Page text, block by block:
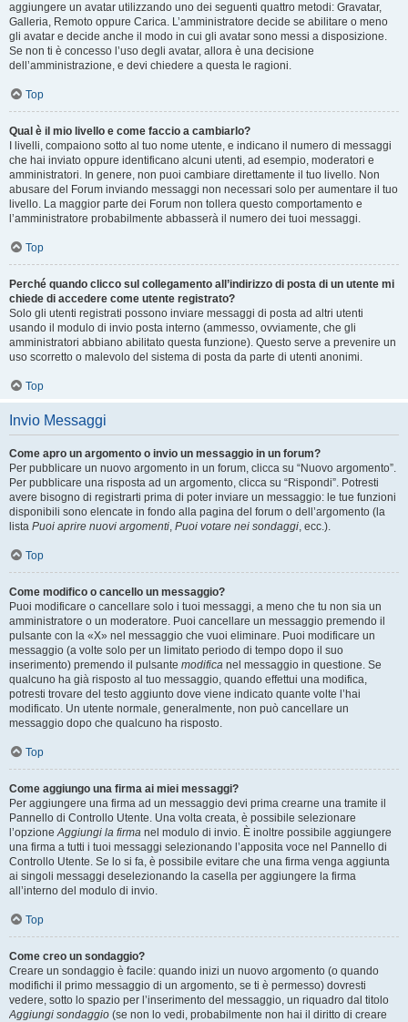
aggiungere un avatar utilizzando uno dei seguenti quattro metodi: Gravatar,
Galleria, Remoto oppure Carica. L’amministratore decide se abilitare o meno
gli avatar e decide anche il modo in cui gli avatar sono messi a disposizione.
Se non ti è concesso l’uso degli avatar, allora è una decisione
dell’amministrazione, e devi chiedere a questa le ragioni.
Top
Qual è il mio livello e come faccio a cambiarlo?
I livelli, compaiono sotto al tuo nome utente, e indicano il numero di messaggi
che hai inviato oppure identificano alcuni utenti, ad esempio, moderatori e
amministratori. In genere, non puoi cambiare direttamente il tuo livello. Non
abusare del Forum inviando messaggi non necessari solo per aumentare il tuo
livello. La maggior parte dei Forum non tollera questo comportamento e
l’amministratore probabilmente abbasserà il numero dei tuoi messaggi.
Top
Perché quando clicco sul collegamento all’indirizzo di posta di un utente mi
chiede di accedere come utente registrato?
Solo gli utenti registrati possono inviare messaggi di posta ad altri utenti
usando il modulo di invio posta interno (ammesso, ovviamente, che gli
amministratori abbiano abilitato questa funzione). Questo serve a prevenire un
uso scorretto o malevolo del sistema di posta da parte di utenti anonimi.
Top
Invio Messaggi
Come apro un argomento o invio un messaggio in un forum?
Per pubblicare un nuovo argomento in un forum, clicca su “Nuovo argomento”.
Per pubblicare una risposta ad un argomento, clicca su “Rispondi”. Potresti
avere bisogno di registrarti prima di poter inviare un messaggio: le tue funzioni
disponibili sono elencate in fondo alla pagina del forum o dell’argomento (la
lista Puoi aprire nuovi argomenti, Puoi votare nei sondaggi, ecc.).
Top
Come modifico o cancello un messaggio?
Puoi modificare o cancellare solo i tuoi messaggi, a meno che tu non sia un
amministratore o un moderatore. Puoi cancellare un messaggio premendo il
pulsante con la «X» nel messaggio che vuoi eliminare. Puoi modificare un
messaggio (a volte solo per un limitato periodo di tempo dopo il suo
inserimento) premendo il pulsante modifica nel messaggio in questione. Se
qualcuno ha già risposto al tuo messaggio, quando effettui una modifica,
potresti trovare del testo aggiunto dove viene indicato quante volte l’hai
modificato. Un utente normale, generalmente, non può cancellare un
messaggio dopo che qualcuno ha risposto.
Top
Come aggiungo una firma ai miei messaggi?
Per aggiungere una firma ad un messaggio devi prima crearne una tramite il
Pannello di Controllo Utente. Una volta creata, è possibile selezionare
l’opzioneAggiungi la firma nel modulo di invio. È inoltre possibile aggiungere
una firma a tutti i tuoi messaggi selezionando l’apposita voce nel Pannello di
Controllo Utente. Se lo si fa, è possibile evitare che una firma venga aggiunta
ai singoli messaggi deselezionando la casella per aggiungere la firma
all’interno del modulo di invio.
Top
Come creo un sondaggio?
Creare un sondaggio è facile: quando inizi un nuovo argomento (o quando
modifichi il primo messaggio di un argomento, se ti è permesso) dovresti
vedere, sotto lo spazio per l’inserimento del messaggio, un riquadro dal titolo
Aggiungi sondaggio (se non lo vedi, probabilmente non hai il diritto di creare